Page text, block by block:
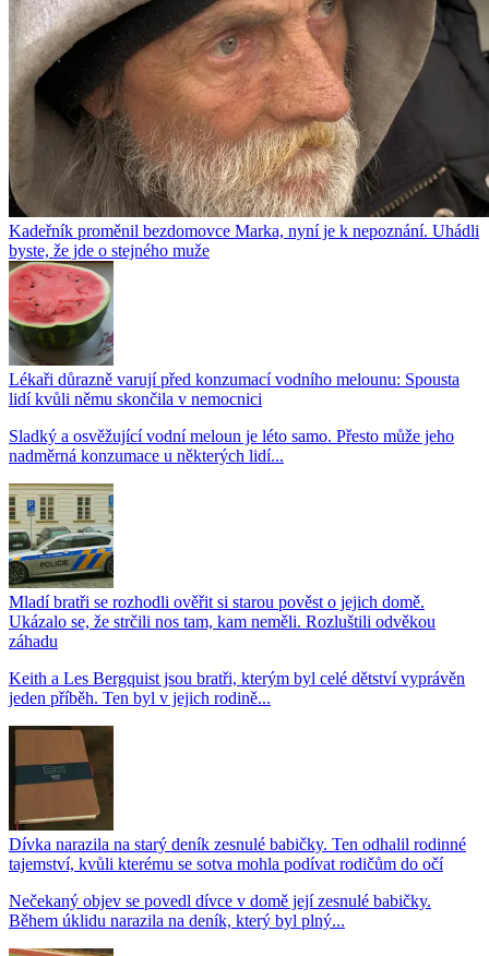
Kadeřník proměnil bezdomovce Marka, nyní je k nepoznání. Uhádli
byste, že jde o stejného muže
Lékaři důrazně varují před konzumací vodního melounu: Spousta
lidí kvůli němu skončila v nemocnici
Sladký a osvěžující vodní meloun je léto samo. Přesto může jeho
nadměrná konzumace u některých lidí...
Mladí bratři se rozhodli ověřit si starou pověst o jejich domě.
Ukázalo se, že strčili nos tam, kam neměli. Rozluštili odvěkou
záhadu
Keith a Les Bergquist jsou bratři, kterým byl celé dětství vyprávěn
jeden příběh. Ten byl v jejich rodině...
Dívka narazila na starý deník zesnulé babičky. Ten odhalil rodinné
tajemství, kvůli kterému se sotva mohla podívat rodičům do očí
Nečekaný objev se povedl dívce v domě její zesnulé babičky.
Během úklidu narazila na deník, který byl plný...